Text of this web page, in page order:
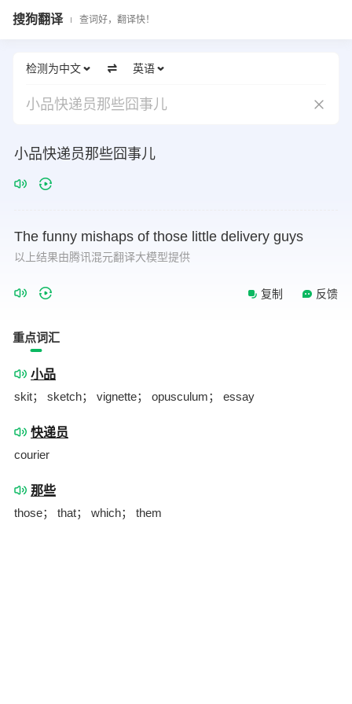
搜狗翻译 查词好，翻译快！
检测为中文 英语
小品快递员那些囧事儿
小品快递员那些囧事儿
The funny mishaps of those little delivery guys
以上结果由腾讯混元翻译大模型提供
复制 反馈
重点词汇
小品
skit； sketch； vignette； opusculum； essay
快递员
courier
那些
those； that； which； them